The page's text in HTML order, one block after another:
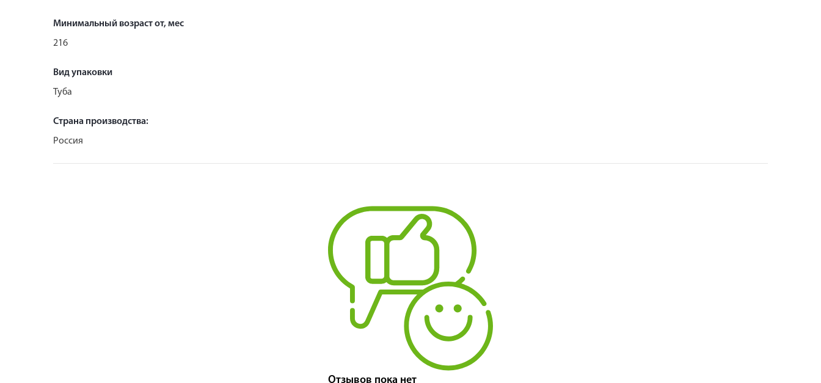
Минимальный возраст от, мес
216
Вид упаковки
Туба
Страна производства:
Россия
Отзывов пока нет